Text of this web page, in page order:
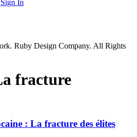
Sign In
Ruby Design Company. All Rights
fracture
: La fracture des élites